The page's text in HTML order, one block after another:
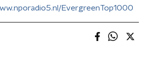
EvergreenTop1000